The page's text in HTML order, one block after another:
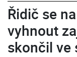
Řidič se
vyhnout
skončil ve